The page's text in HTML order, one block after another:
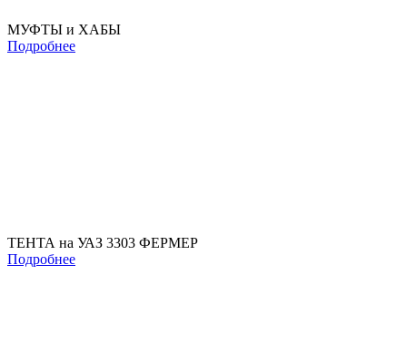
МУФТЫ и ХАБЫ
Подробнее
ТЕНТА на УАЗ 3303 ФЕРМЕР
Подробнее